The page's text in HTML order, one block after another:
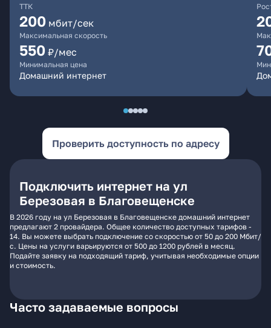
ТТК
200 мбит/сек
Максимальная скорость
550 ₽/мес
Минимальная цена
Домашний интернет
Проверить доступность по адресу
Подключить интернет на ул
Березовая в Благовещенске
В 2026 году на ул Березовая в Благовещенске домашний интернет
предлагают 2 провайдера. Общее количество доступных тарифов -
14. Вы можете выбрать подключение со скоростью от 50 до 200 Мбит/
с. Цены на услуги варьируются от 500 до 1200 рублей в месяц.
Подайте заявку на подходящий тариф, учитывая необходимые опции
и стоимость.
Часто задаваемые вопросы